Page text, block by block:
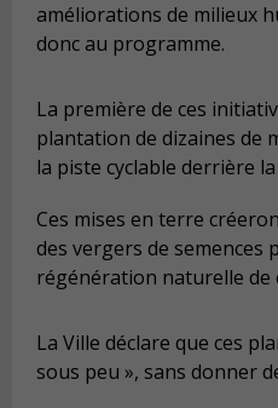
améliorations de milieux
donc au programme.
La première de ces
plantation de dizaines de
la piste cyclable derrière
Ces mises en terre
des vergers de semences
régénération naturelle de
La Ville déclare que ces
sous peu », sans donner